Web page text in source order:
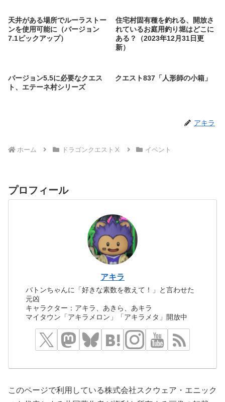
天井がある場所でルーラストー
ンを使用可能に（バージョン
7.1ピックアップ）
住宅村固有種を釣れる、開放さ
れているお庭用釣り堀はどこに
ある？（2023年12月31日更
新）
バージョン5.5に必要なクエス
ト、エテーネ村シリーズ
クエスト837「人形師の小箱」
アキラ
ホーム ドラゴンクエストⅩ イベント
プロフィール
アキラ
バトンちゃんに「好きな素数を教えて！」と言わせた
元凶
キャラクター：アキラ、あきら、あキラ
マイタウン「アキラメロン」「アキラメタ」開放中
このページで利用している株式会社スクウェア・エニック